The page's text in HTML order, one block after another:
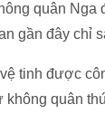
quân Nga
gần đây chỉ
tinh được
không quân